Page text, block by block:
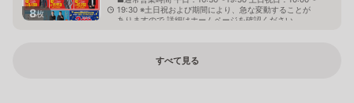
8枚
19:30 ※土日祝および期間により、急な変動することが
ありますので 詳細はホームページを確認ください
すべて見る